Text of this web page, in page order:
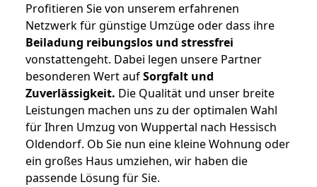
Profitieren Sie von unserem erfahrenen
Netzwerk für günstige Umzüge oder dass ihre
Beiladung reibungslos und stressfrei
vonstattengeht. Dabei legen unsere Partner
besonderen Wert aufSorgfalt und
Zuverlässigkeit. Die Qualität und unser breite
Leistungen machen uns zu der optimalen Wahl
für Ihren Umzug von Wuppertal nach Hessisch
Oldendorf. Ob Sie nun eine kleine Wohnung oder
ein großes Haus umziehen, wir haben die
passende Lösung für Sie.